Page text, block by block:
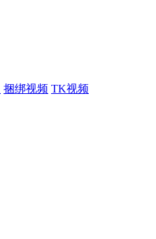
捆绑视频 TK视频